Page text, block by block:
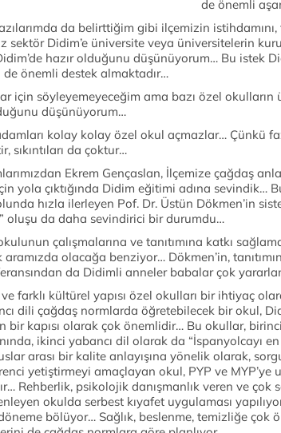
de önemli
da belirttiğim gibi ilçemizin
sektör Didim’e üniversite veya üniversitelerin
hazır olduğunu düşünüyorum… Bu istek
de önemli destek almaktadır…
için söyleyemeyeceğim ama bazı özel
düşünüyorum…
kolay kolay özel okul açmazlar… Çünkü
sıkıntıları da çoktur…
Ekrem Gençaslan, İlçemize çağdaş
yola çıktığında Didim eğitimi adına sevindik…
hızla ilerleyen Pof. Dr. Üstün Dökmen’in
oluşu da daha sevindirici bir durumdu…
çalışmalarına ve tanıtımına katkı
aramızda olacağa benziyor… Dökmen’in,
da Didimli anneler babalar çok
farklı kültürel yapısı özel okulları bir ihtiyaç
dili çağdaş normlarda öğretebilecek bir okul,
bir kapısı olarak çok önemlidir… Bu okullar,
ikinci yabancı dil olarak da “İspanyolcayı
arası bir kalite anlayışına yönelik olarak,
yetiştirmeyi amaçlayan okul, PYP ve MYP’ye
Rehberlik, psikolojik danışmanlık veren ve çok
okulda serbest kıyafet uygulaması
döneme bölüyor… Sağlık, beslenme, temizliğe çok